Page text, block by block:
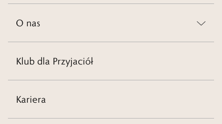
O nas
Klub dla Przyjaciół
Kariera